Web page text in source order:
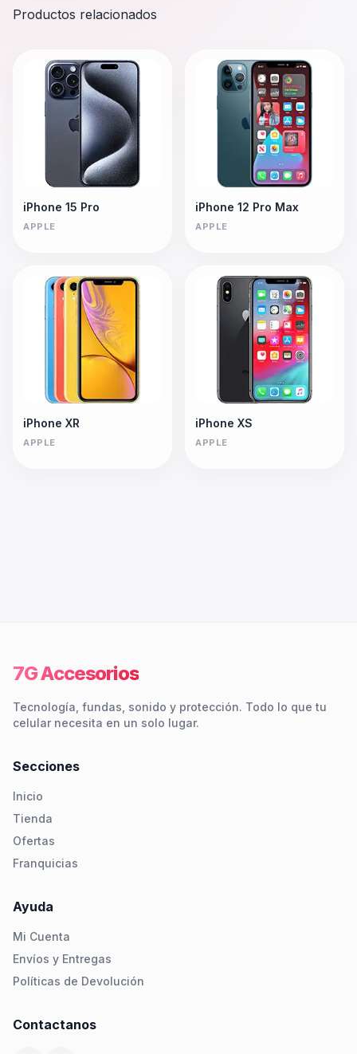
Productos relacionados
iPhone 15 Pro
APPLE
iPhone 12 Pro Max
APPLE
iPhone XR
APPLE
iPhone XS
APPLE
7G Accesorios
Tecnología, fundas, sonido y protección. Todo lo que tu
celular necesita en un solo lugar.
Secciones
Inicio
Tienda
Ofertas
Franquicias
Ayuda
Mi Cuenta
Envíos y Entregas
Políticas de Devolución
Contactanos